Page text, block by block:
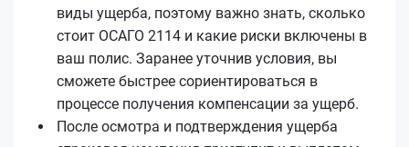
виды ущерба, поэтому важно знать, сколько
стоит ОСАГО 2114 и какие риски включены в
ваш полис. Заранее уточнив условия, вы
сможете быстрее сориентироваться в
процессе получения компенсации за ущерб.
После осмотра и подтверждения ущерба